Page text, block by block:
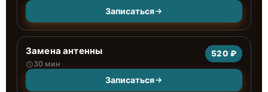
Записаться
Замена антенны
30 мин
520 ₽
Записаться